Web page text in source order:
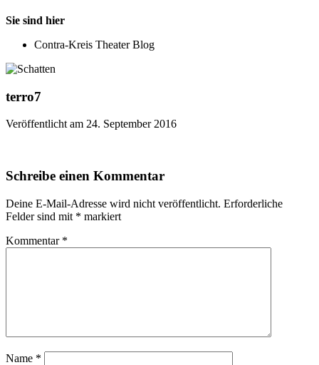
Sie sind hier
Contra-Kreis Theater Blog
terro7
Veröffentlicht am 24. September 2016
Schreibe einen Kommentar
Deine E-Mail-Adresse wird nicht veröffentlicht. Erforderliche
Felder sind mit * markiert
Kommentar *
Name *